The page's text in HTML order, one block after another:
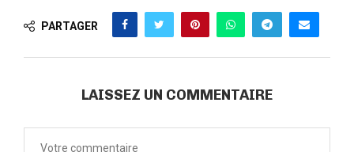
PARTAGER
LAISSEZ UN COMMENTAIRE